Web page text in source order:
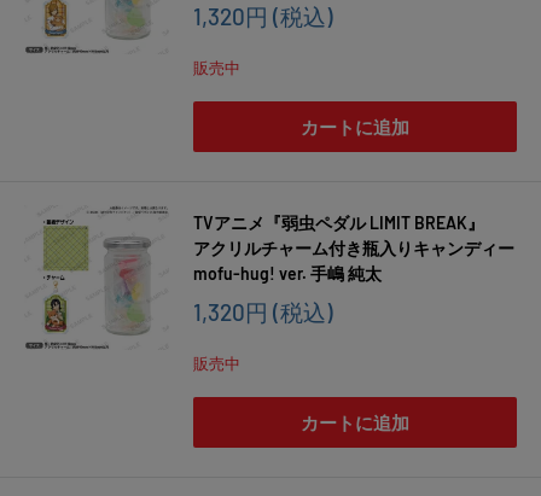
販
価
格
1,320円 (税込)
販売中
カートに追加
TVアニメ『弱虫ペダル LIMIT BREAK』
アクリルチャーム付き瓶入りキャンディー
mofu-hug! ver. 手嶋 純太
販
価
格
1,320円 (税込)
販売中
カートに追加